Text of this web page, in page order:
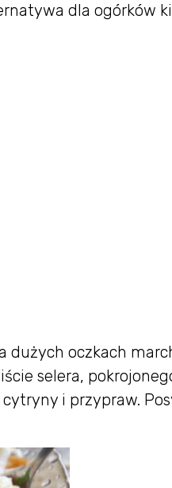
dla ogórków
dużych oczkach
selera,
i przypraw.